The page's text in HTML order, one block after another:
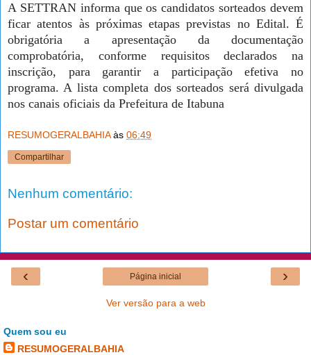
A SETTRAN informa que os candidatos sorteados devem
ficar atentos às próximas etapas previstas no Edital. É
obrigatória a apresentação da documentação
comprobatória, conforme requisitos declarados na
inscrição, para garantir a participação efetiva no
programa. A lista completa dos sorteados será divulgada
nos canais oficiais da Prefeitura de Itabuna
RESUMOGERALBAHIA às 06:49
Compartilhar
Nenhum comentário:
Postar um comentário
‹ ›
Página inicial
Ver versão para a web
Quem sou eu
RESUMOGERALBAHIA